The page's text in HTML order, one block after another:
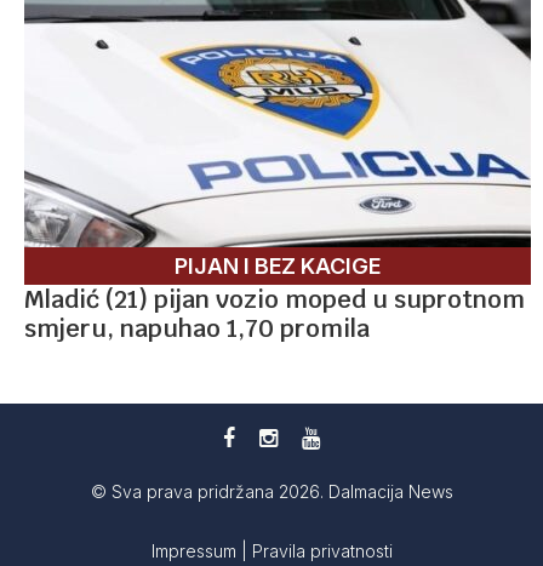
PIJAN I BEZ KACIGE
Mladić (21) pijan vozio moped u suprotnom
smjeru, napuhao 1,70 promila
© Sva prava pridržana 2026. Dalmacija News
Impressum Pravila privatnosti